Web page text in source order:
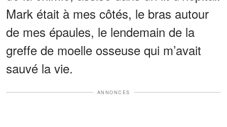
Mark était à mes côtés, le bras autour
de mes épaules, le lendemain de la
greffe de moelle osseuse qui m’avait
sauvé la vie.
ANNONCES